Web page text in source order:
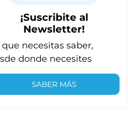
¡Suscribite al
Newsletter!
que necesitas saber,
donde necesites
SABER MÁS